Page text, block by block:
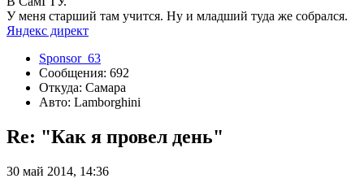
У меня старший там учится. Ну и младший туда же собрался.
Яндекс директ
Sponsor_63
Сообщения: 692
Откуда: Самара
Авто: Lamborghini
Re: "Как я провел день"
30 май 2014, 14:36